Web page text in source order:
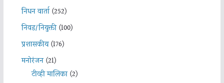
निधन वार्ता(252)
निवड/नियुक्ती(100)
प्रशासकीय(176)
मनोरंजन(21)
टीव्ही मालिका(2)